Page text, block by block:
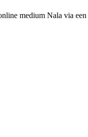
medium Nala via een